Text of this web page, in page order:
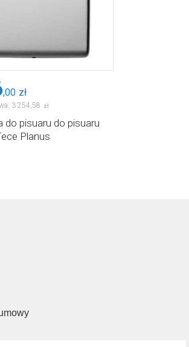
,00 zł
3 254 58 zł
do pisuaru do pisuaru
Planus